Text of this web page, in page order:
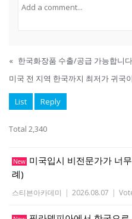
« 한국화장품 수출/공급 가능합니다
List Reply
Total 2,340
New 미국입시 비전문가가 너
례)
스티븐아카데미 | 2026.08.07 |